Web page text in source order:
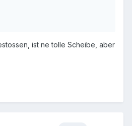
ist ne tolle Scheibe, aber